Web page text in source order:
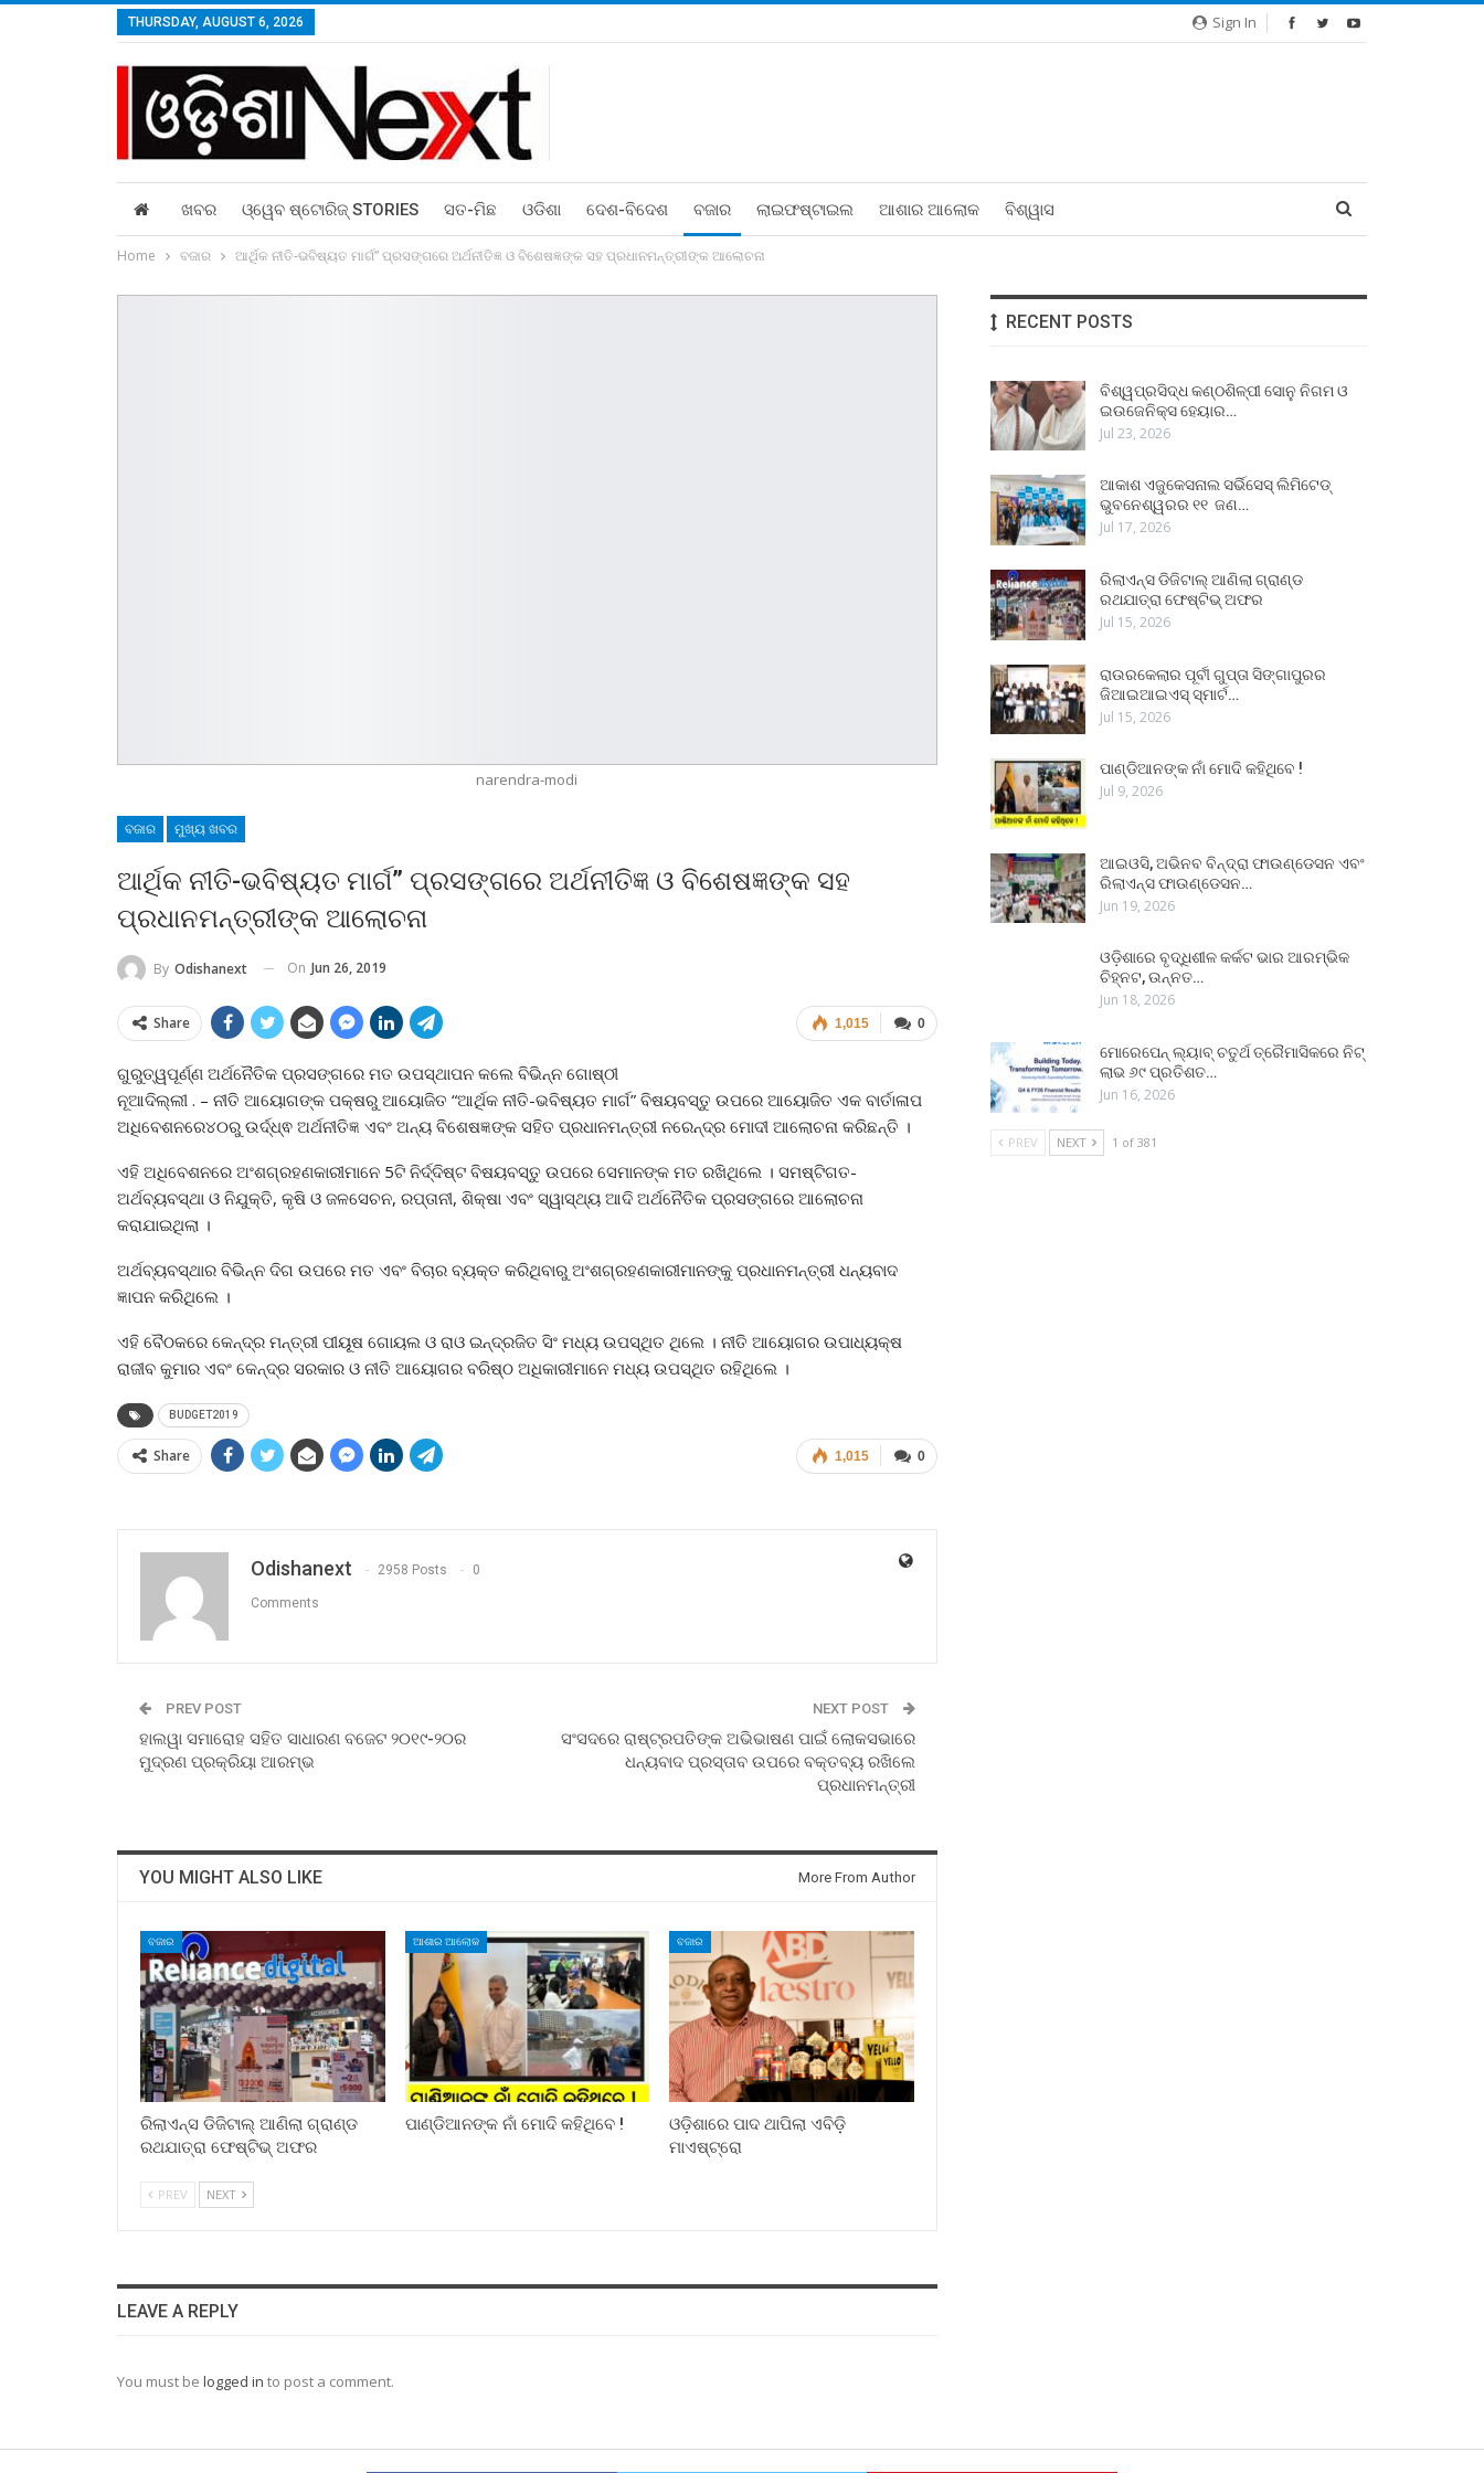
Sign In
THURSDAY, AUGUST 6, 2026
ଖବର ଓ୍ୱେବ ଷ୍ଟୋରିଜ୍‌ STORIES ସତ-ମିଛ ଓଡିଶା ଦେଶ-ବିଦେଶ ବଜାର ଲାଇଫଷ୍ଟାଇଲ ଆଶାର ଆଲୋକ ବିଶ୍ୱାସ
Home ବଜାର ଆର୍ଥିକ ନୀତି-ଭବିଷ୍ୟତ ମାର୍ଗ” ପ୍ରସଙ୍ଗରେ ଅର୍ଥନୀତିଜ୍ଞ ଓ ବିଶେଷଜ୍ଞଙ୍କ ସହ ପ୍ରଧାନମନ୍ତ୍ରୀଙ୍କ ଆଲୋଚନା
narendra-modi
ବଜାର ମୁଖ୍ୟ ଖବର
ଆର୍ଥିକ ନୀତି-ଭବିଷ୍ୟତ ମାର୍ଗ” ପ୍ରସଙ୍ଗରେ ଅର୍ଥନୀତିଜ୍ଞ ଓ ବିଶେଷଜ୍ଞଙ୍କ ସହ
ପ୍ରଧାନମନ୍ତ୍ରୀଙ୍କ ଆଲୋଚନା
By Odishanext On Jun 26, 2019
0
1,015
Share
ଗୁରୁତ୍ୱପୂର୍ଣ୍ଣ ଅର୍ଥନୈତିକ ପ୍ରସଙ୍ଗରେ ମତ ଉପସ୍ଥାପନ କଲେ ବିଭିନ୍ନ ଗୋଷ୍ଠୀ
ନୂଆଦିଲ୍ଲୀ . – ନୀତି ଆୟୋଗଙ୍କ ପକ୍ଷରୁ ଆୟୋଜିତ “ଆର୍ଥିକ ନୀତି-ଭବିଷ୍ୟତ ମାର୍ଗ” ବିଷୟବସ୍ତୁ ଉପରେ ଆୟୋଜିତ ଏକ ବାର୍ତାଳାପ
ଅଧିବେଶନରେ୪୦ରୁ ଉର୍ଦ୍ଧ୍ଵ ଅର୍ଥନୀତିଜ୍ଞ ଏବଂ ଅନ୍ୟ ବିଶେଷଜ୍ଞଙ୍କ ସହିତ ପ୍ରଧାନମନ୍ତ୍ରୀ ନରେନ୍ଦ୍ର ମୋଦୀ ଆଲୋଚନା କରିଛନ୍ତି ।
ଏହି ଅଧିବେଶନରେ ଅଂଶଗ୍ରହଣକାରୀମାନେ 5ଟି ନିର୍ଦ୍ଦିଷ୍ଟ ବିଷୟବସ୍ତୁ ଉପରେ ସେମାନଙ୍କ ମତ ରଖିଥିଲେ । ସମଷ୍ଟିଗତ-
ଅର୍ଥବ୍ୟବସ୍ଥା ଓ ନିଯୁକ୍ତି, କୃଷି ଓ ଜଳସେଚନ, ରପ୍ତାନୀ, ଶିକ୍ଷା ଏବଂ ସ୍ୱାସ୍ଥ୍ୟ ଆଦି ଅର୍ଥନୈତିକ ପ୍ରସଙ୍ଗରେ ଆଲୋଚନା
କରାଯାଇଥିଲା ।
ଅର୍ଥବ୍ୟବସ୍ଥାର ବିଭିନ୍ନ ଦିଗ ଉପରେ ମତ ଏବଂ ବିଚାର ବ୍ୟକ୍ତ କରିଥିବାରୁ ଅଂଶଗ୍ରହଣକାରୀମାନଙ୍କୁ ପ୍ରଧାନମନ୍ତ୍ରୀ ଧନ୍ୟବାଦ
ଜ୍ଞାପନ କରିଥିଲେ ।
ଏହି ବୈଠକରେ କେନ୍ଦ୍ର ମନ୍ତ୍ରୀ ପୀୟୂଷ ଗୋୟଲ ଓ ରାଓ ଇନ୍ଦ୍ରଜିତ ସିଂ ମଧ୍ୟ ଉପସ୍ଥିତ ଥିଲେ । ନୀତି ଆୟୋଗର ଉପାଧ୍ୟକ୍ଷ
ରାଜୀବ କୁମାର ଏବଂ କେନ୍ଦ୍ର ସରକାର ଓ ନୀତି ଆୟୋଗର ବରିଷ୍ଠ ଅଧିକାରୀମାନେ ମଧ୍ୟ ଉପସ୍ଥିତ ରହିଥିଲେ ।
BUDGET2019
0
1,015
Share
Odishanext 2958 Posts 0
Comments
PREV POST
ହାଲୱା ସମାରୋହ ସହିତ ସାଧାରଣ ବଜେଟ ୨୦୧୯-୨୦ର
ମୁଦ୍ରଣ ପ୍ରକ୍ରିୟା ଆରମ୍ଭ
NEXT POST
ସଂସଦରେ ରାଷ୍ଟ୍ରପତିଙ୍କ ଅଭିଭାଷଣ ପାଇଁ ଲୋକସଭାରେ
ଧନ୍ୟବାଦ ପ୍ରସ୍ତାବ ଉପରେ ବକ୍ତବ୍ୟ ରଖିଲେ
ପ୍ରଧାନମନ୍ତ୍ରୀ
YOU MIGHT ALSO LIKE More From Author
ବଜାର
ରିଲାଏନ୍ସ ଡିଜିଟାଲ୍ ଆଣିଲା ଗ୍ରାଣ୍ଡ
ରଥଯାତ୍ରା ଫେଷ୍ଟିଭ୍ ଅଫର
ଆଶାର ଆଲୋକ
ପାଣ୍ଡିଆନଙ୍କ ନାଁ ମୋଦି କହିଥିବେ !
ବଜାର
ଓଡ଼ିଶାରେ ପାଦ ଥାପିଲା ଏବିଡ଼ି
ମାଏଷ୍ଟ୍ରୋ
PREV NEXT
LEAVE A REPLY
You must be logged in to post a comment.
RECENT POSTS
ବିଶ୍ୱପ୍ରସିଦ୍ଧ କଣ୍ଠଶିଳ୍ପୀ ସୋନୁ ନିଗମ ଓ
ଇଉଜେନିକ୍ସ ହେୟାର…
Jul 23, 2026
ଆକାଶ ଏଜୁକେସନାଲ ସର୍ଭିସେସ୍ ଲିମିଟେଡ୍
ଭୁବନେଶ୍ୱରର ୧୧ ଜଣ…
Jul 17, 2026
ରିଲାଏନ୍ସ ଡିଜିଟାଲ୍ ଆଣିଲା ଗ୍ରାଣ୍ଡ
ରଥଯାତ୍ରା ଫେଷ୍ଟିଭ୍ ଅଫର
Jul 15, 2026
ରାଉରକେଲାର ପୂର୍ବୀ ଗୁପ୍ତା ସିଙ୍ଗାପୁରର
ଜିଆଇଆଇଏସ୍ ସ୍ମାର୍ଟ…
Jul 15, 2026
ପାଣ୍ଡିଆନଙ୍କ ନାଁ ମୋଦି କହିଥିବେ !
Jul 9, 2026
ଆଇଓସି, ଅଭିନବ ବିନ୍ଦ୍ରା ଫାଉଣ୍ଡେସନ ଏବଂ
ରିଲାଏନ୍ସ ଫାଉଣ୍ଡେସନ…
Jun 19, 2026
ଓଡ଼ିଶାରେ ବୃଦ୍ଧିଶୀଳ କର୍କଟ ଭାର ଆରମ୍ଭିକ
ଚିହ୍ନଟ, ଉନ୍ନତ…
Jun 18, 2026
ମୋରେପେନ୍ ଲ୍ୟାବ୍ ଚତୁର୍ଥ ତ୍ରୈମାସିକରେ ନିଟ୍
ଲାଭ ୬୯ ପ୍ରତିଶତ…
Jun 16, 2026
PREV NEXT 1 of 381